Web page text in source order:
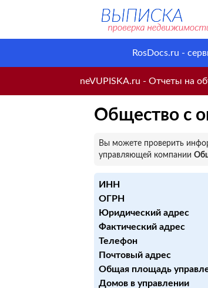
RosDocs.ru -
neVUPISKA.ru - Отчеты на
Общество с
Вы можете проверить
управляющей компании
ИНН
ОГРН
Юридический адрес
Фактический адрес
Телефон
Почтовый адрес
Общая площадь
Домов в управлении